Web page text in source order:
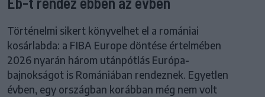
Történelmi sikert könyvelhet el a romániai
kosárlabda: a FIBA Europe döntése értelmében
2026 nyarán három utánpótlás Európa-
bajnokságot is Romániában rendeznek. Egyetlen
évben, egy országban korábban még nem volt